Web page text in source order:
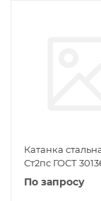
Катанка
Ст2пс ГОСТ
По запросу